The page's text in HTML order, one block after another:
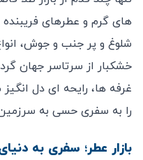
‌های گرم و عطرهای فریبنده
شلوغ و پر جنب ‌و جوش،
خشکبار از سرتاسر جهان
غرفه‌ ها، رایحه ‌ای دل
را به سفری حسی به
بازار عطر؛ سفری به